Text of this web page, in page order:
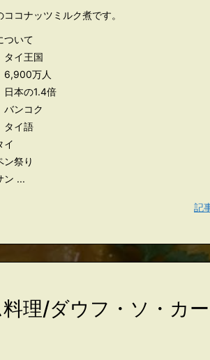
ココナッツミルク煮です。
ついて
イ王国
万人
本の1.4倍
ンコク
イ語
イ
ン祭り
ン ...
記
理/ダウフ・ソ・カ